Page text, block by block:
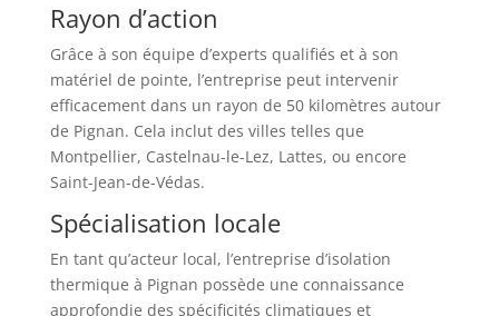
Rayon d’action
Grâce à son équipe d’experts qualifiés et à son
matériel de pointe, l’entreprise peut intervenir
efficacement dans un rayon de 50 kilomètres autour
de Pignan. Cela inclut des villes telles que
Montpellier, Castelnau-le-Lez, Lattes, ou encore
Saint-Jean-de-Védas.
Spécialisation locale
En tant qu’acteur local, l’entreprise d’isolation
thermique à Pignan possède une connaissance
approfondie des spécificités climatiques et